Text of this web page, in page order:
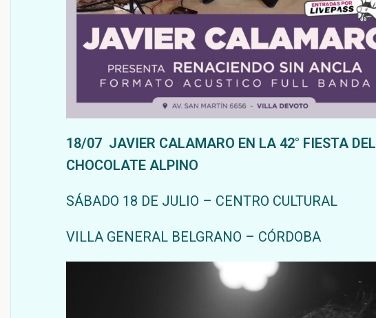
18/07 JAVIER CALAMARO EN LA 42° FIESTA DEL
CHOCOLATE ALPINO
SÁBADO 18 DE JULIO – CENTRO CULTURAL
VILLA GENERAL BELGRANO – CÓRDOBA